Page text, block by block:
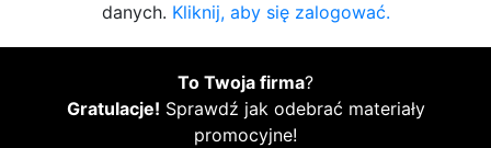
danych. Kliknij, aby się zalogować.
To Twoja firma?
Gratulacje! Sprawdź jak odebrać materiały
promocyjne!